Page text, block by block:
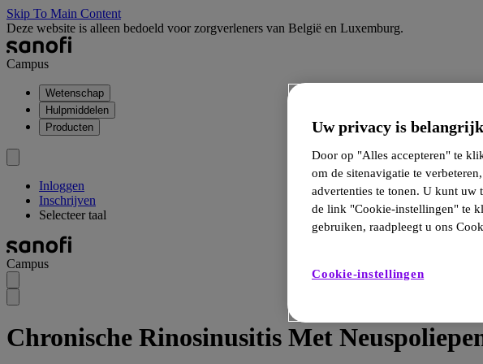
Skip To Main Content
Deze website is alleen bedoeld voor zorgverleners van België en Luxemburg.
Campus
Wetenschap
Hulpmiddelen
Producten
Inloggen
Inschrijven
Selecteer taal
Campus
Chronische Rinosinusitis Met
Uw privacy is
Door op "Alles accepteren" te
om de sitenavigatie te
advertenties te tonen. U kunt uw
de link "Cookie-instellingen" te
gebruiken, raadpleegt u ons
Cookie-instellingen